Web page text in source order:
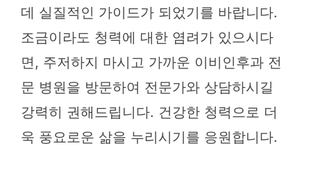
데 실질적인 가이드가 되었기를 바랍니다.
조금이라도 청력에 대한 염려가 있으시다
면, 주저하지 마시고 가까운 이비인후과 전
문 병원을 방문하여 전문가와 상담하시길
강력히 권해드립니다. 건강한 청력으로 더
욱 풍요로운 삶을 누리시기를 응원합니다.